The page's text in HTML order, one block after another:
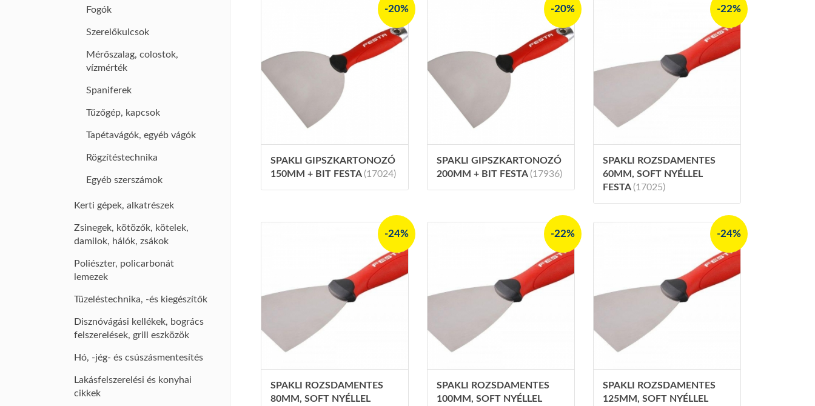
Fogók
Szerelőkulcsok
Mérőszalag, colostok,
vízmérték
Spaniferek
Tűzőgép, kapcsok
Tapétavágók, egyéb vágók
Rögzítéstechnika
Egyéb szerszámok
Kerti gépek, alkatrészek
Zsinegek, kötözők, kötelek,
damilok, hálók, zsákok
Poliészter, policarbonát
lemezek
Tüzeléstechnika, -és kiegészítők
Disznóvágási kellékek, bogrács
felszerelések, grill eszközök
Hó, -jég- és csúszásmentesítés
Lakásfelszerelési és konyhai
cikkek
-20%
SPAKLI GIPSZKARTONOZÓ
150MM + BIT FESTA(17024)
-20%
SPAKLI GIPSZKARTONOZÓ
200MM + BIT FESTA(17936)
-22%
SPAKLI ROZSDAMENTES
60MM, SOFT NYÉLLEL
FESTA(17025)
-24%
SPAKLI ROZSDAMENTES
80MM, SOFT NYÉLLEL
-22%
SPAKLI ROZSDAMENTES
100MM, SOFT NYÉLLEL
-24%
SPAKLI ROZSDAMENTES
125MM, SOFT NYÉLLEL